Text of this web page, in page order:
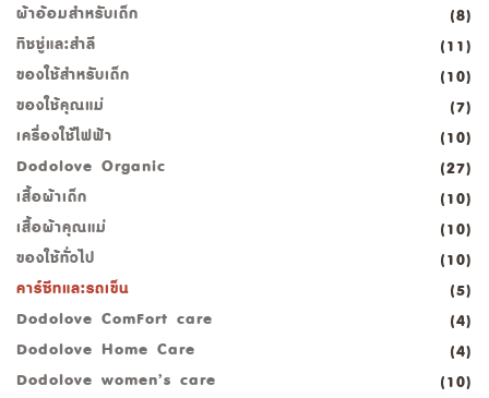
ผ้าอ้อมสำหรับเด็ก
(8)
ทิชชู่และสำลี
(11)
ของใช้สำหรับเด็ก
(10)
ของใช้คุณแม่
(7)
เครื่องใช้ไฟฟ้า
(10)
Dodolove Organic
(27)
เสื้อผ้าเด็ก
(10)
เสื้อผ้าคุณแม่
(10)
ของใช้ทั่วไป
(10)
คาร์ซีทและรถเข็น
(5)
Dodolove ComFort care
(4)
Dodolove Home Care
(4)
Dodolove women’s care
(10)